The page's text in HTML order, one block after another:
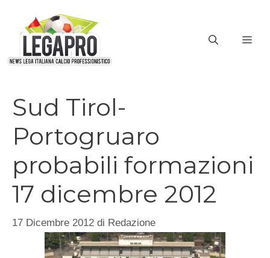
contenuto
Sud Tirol-
Portogruaro
probabili formazioni
17 dicembre 2012
17 Dicembre 2012 di Redazione